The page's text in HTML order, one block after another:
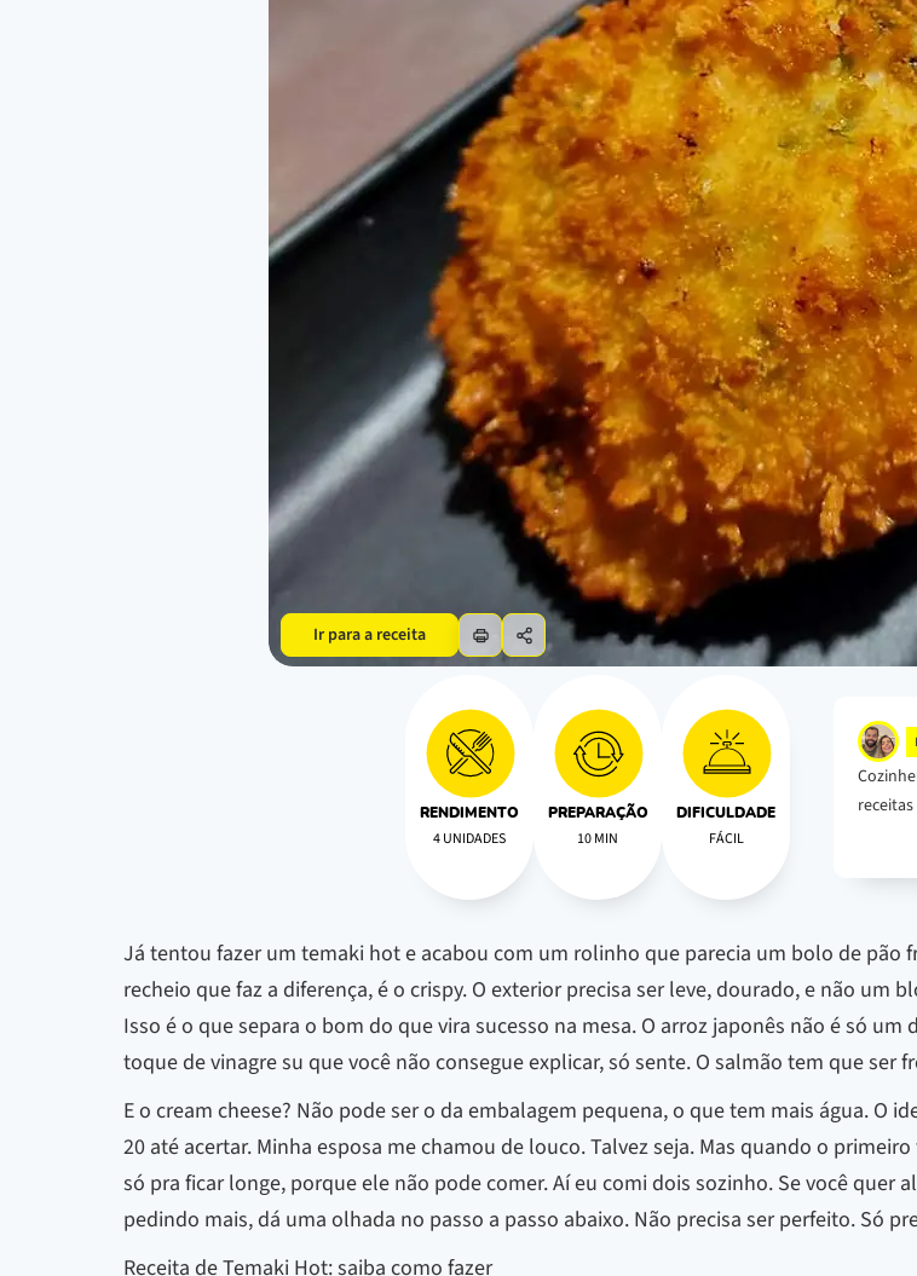
Ir para a receita
RENDIMENTO
4 UNIDADES
PREPARAÇÃO
10 MIN
DIFICULDADE
FÁCIL
Já tentou fazer um temaki hot e acabou com um rolinho que parecia um bolo de pão
recheio que faz a diferença, é o crispy. O exterior precisa ser leve, dourado, e não um
Isso é o que separa o bom do que vira sucesso na mesa. O arroz japonês não é só
toque de vinagre su que você não consegue explicar, só sente. O salmão tem que ser
E o cream cheese? Não pode ser o da embalagem pequena, o que tem mais água. O
20 até acertar. Minha esposa me chamou de louco. Talvez seja. Mas quando o
só pra ficar longe, porque ele não pode comer. Aí eu comi dois sozinho. Se você quer
pedindo mais, dá uma olhada no passo a passo abaixo. Não precisa ser perfeito. Só
Receita de Temaki Hot: saiba como fazer